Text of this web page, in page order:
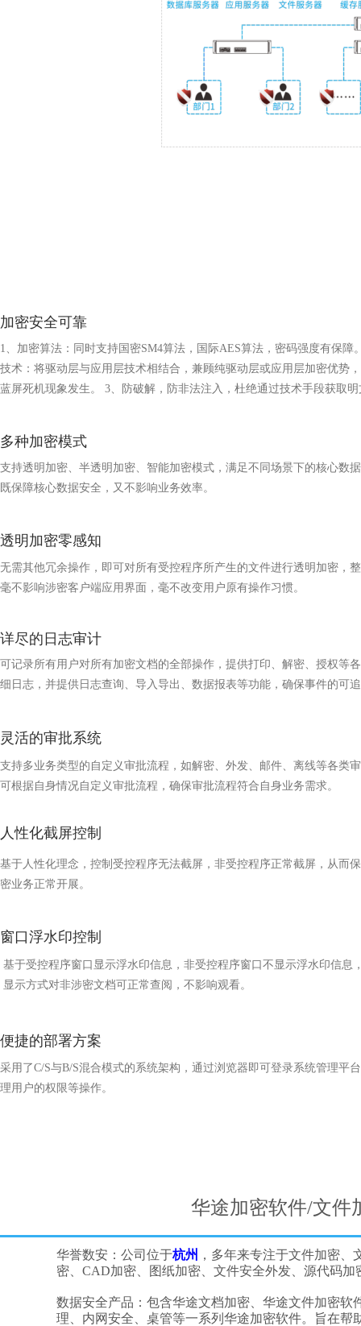
加密安全可靠
1、加密算法：同时支持国密SM4算法，国际AES算法，密码强度有保障
技术：将驱动层与应用层技术相结合，兼顾纯驱动层或应用层加密优势
蓝屏死机现象发生。 3、防破解，防非法注入，杜绝通过技术手段获取明
多种加密模式
支持透明加密、半透明加密、智能加密模式，满足不同场景下的核心数
既保障核心数据安全，又不影响业务效率。
透明加密零感知
无需其他冗余操作，即可对所有受控程序所产生的文件进行透明加密，
毫不影响涉密客户端应用界面，毫不改变用户原有操作习惯。
详尽的日志审计
可记录所有用户对所有加密文档的全部操作，提供打印、解密、授权等
细日志，并提供日志查询、导入导出、数据报表等功能，确保事件的可
支持多业务类型的自定义审批流程，如解密、外发、邮件、离线等各类
可根据自身情况自定义审批流程，确保审批流程符合自身业务需求。
灵活的审批系统
基于人性化理念，控制受控程序无法截屏，非受控程序正常截屏，从而
密业务正常开展。
人性化截屏控制
窗口浮水印控制
基于受控程序窗口显示浮水印信息，非受控程序窗口不显示浮水印信息
显示方式对非涉密文档可正常查阅，不影响观看。
便捷的部署方案
采用了C/S与B/S混合模式的系统架构，通过浏览器即可登录系统管理平
理用户的权限等操作。
华途加密软件/文件
华誉数安：公司位于杭州 ，多年来专注于文件加密
密、CAD加密、图纸加密、文件安全外发、源代码
数据安全产品：包含华途文档加密、华途文件加密
理、内网安全、桌管等一系列华途加密软件。旨在